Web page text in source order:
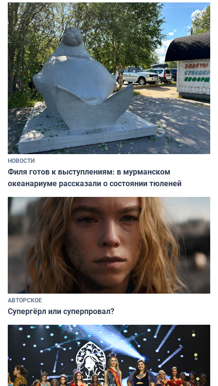
НОВОСТИ
Филя готов к выступлениям: в мурманском
океанариуме рассказали о состоянии тюленей
АВТОРСКОЕ
Супергёрл или суперпровал?